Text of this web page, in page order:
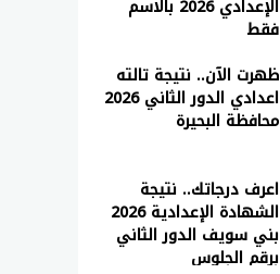
الإعدادي 2026 بالاسم
فقط
ظهرت الآن.. نتيجة تالته
اعدادي الدور الثاني 2026
محافظة البحيرة
اعرف درجاتك.. نتيجة
الشهادة الإعدادية 2026
بني سويف الدور الثاني
برقم الجلوس